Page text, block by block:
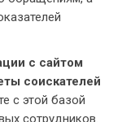
с сайтом
соискателей
с этой базой
сотрудников.